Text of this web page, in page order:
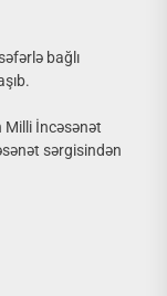
bağlı
Milli İncəsənət
sərgisindən